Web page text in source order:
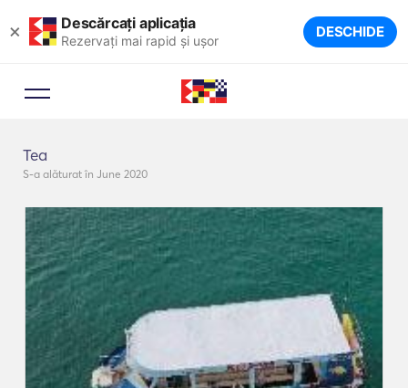
× Descărcați aplicația
Rezervați mai rapid și ușor DESCHIDE
Tea
S-a alăturat în June 2020